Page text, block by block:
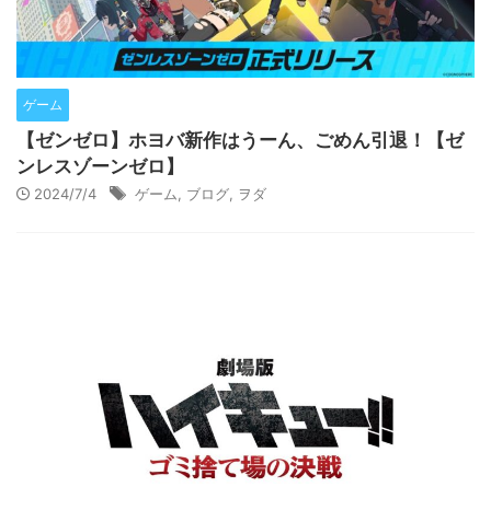
ゲーム
【ゼンゼロ】ホヨバ新作はうーん、ごめん引退！【ゼ
ンレスゾーンゼロ】
2024/7/4 ゲーム ブログ ヲダ